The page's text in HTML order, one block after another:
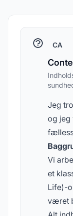
CA
Jeg
og jeg
Vi
et
Life)-
været